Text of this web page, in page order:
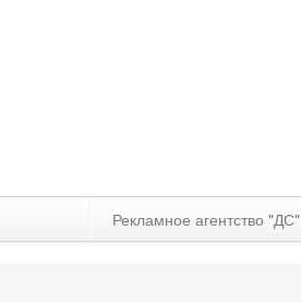
Рекламное агентство "ДС"